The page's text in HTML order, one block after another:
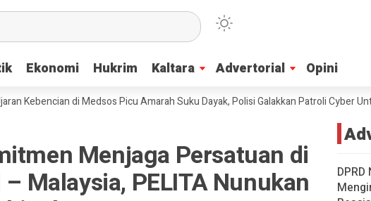
Ekonomi Hukrim Kaltara Advertorial Opini
Ekonomi Hukrim Kaltara Advertorial Opini
di Medsos Picu Amarah Suku Dayak, Polisi Galakkan Patroli Cyber Untuk
Menjaga Persatuan di
Malaysia, PELITA Nunukan